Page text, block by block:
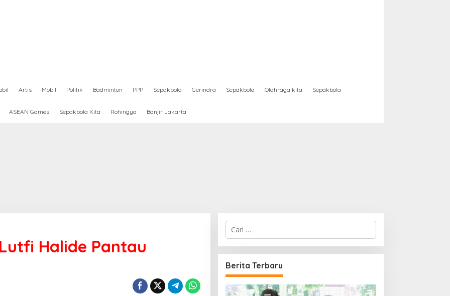
Artis Mobil Politik Badminton PPP Sepakbola Gerindra Sepakbola Olahraga kita Sepakbola
ASEAN Games Sepakbola Kita Rohingya Banjir Jakarta
Halide Pantau
C
i
u
n
t
u
Berita Terbaru